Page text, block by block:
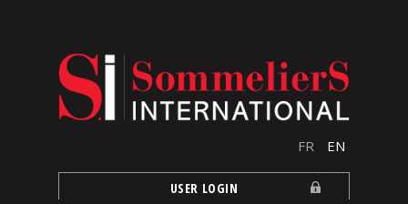
FR EN
USER LOGIN